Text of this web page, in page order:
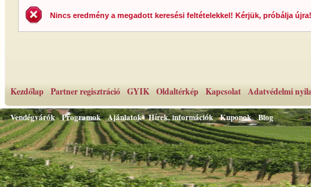
Nincs eredmény a megadott keresési feltételekkel! Kérjük, próbálja újra!
Kezdőlap Partner regisztráció GYIK Oldaltérkép Kapcsolat Adatvédelmi
Vendégvárók Programok Ajánlatok Hírek, információk Kuponok Blog